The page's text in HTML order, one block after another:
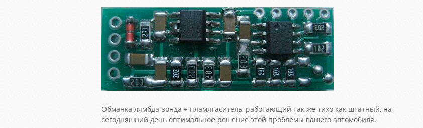
Обманка лямбда-зонда + пламягаситель, работающий так же тихо как штатный, на
сегодняшний день оптимальное решение этой проблемы вашего автомобиля.